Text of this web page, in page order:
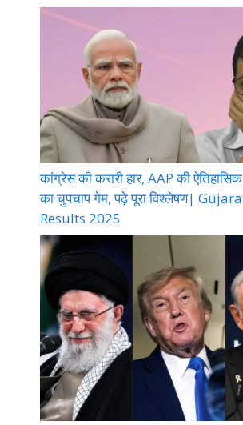
कांग्रेस की करारी हार, AAP की
का चुपचाप गेम, पढ़े पूरा विश्लेषण|
Results 2025